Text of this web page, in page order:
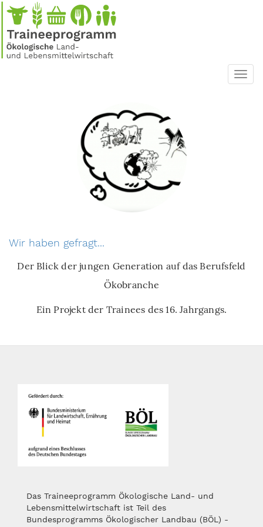
Direkt
zum
Inhalt
Wir haben gefragt...
Der Blick der jungen Generation auf das Berufsfeld
Ökobranche
Ein Projekt der Trainees des 16. Jahrgangs.
Das Traineeprogramm Ökologische Land- und
Lebensmittelwirtschaft ist Teil des
Bundesprogramms Ökologischer Landbau (BÖL) -